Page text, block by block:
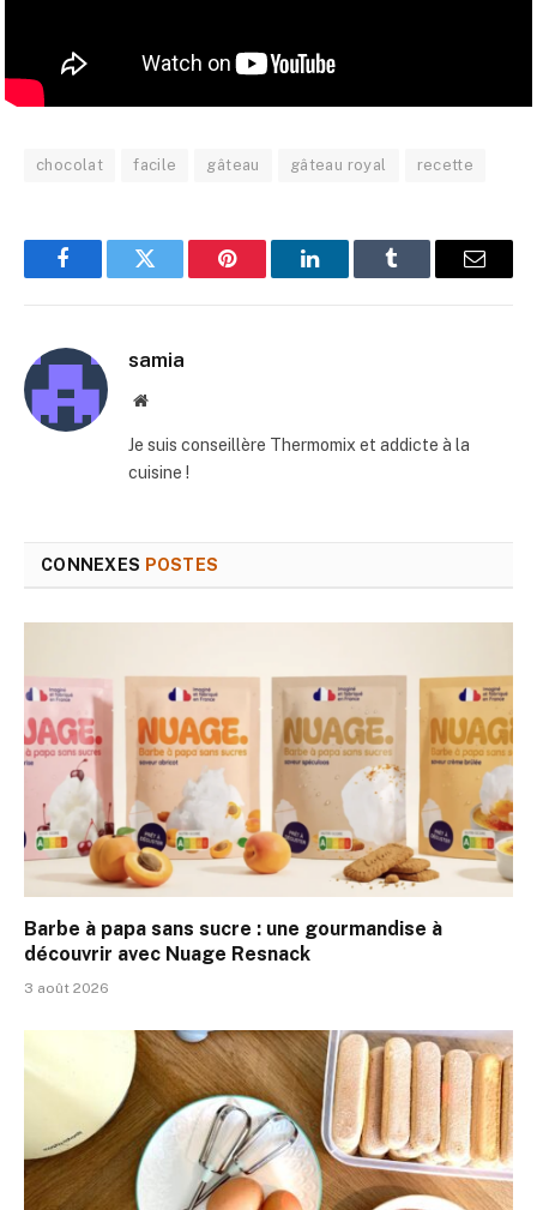
chocolat facile gâteau gâteau royal recette
FacebookTwitter Pinterest LinkedInTumblr
E-
samia
Site
Je suis conseillère Thermomix et addicte à la
cuisine !
CONNEXES POSTES
Barbe à papa sans sucre : une gourmandise à
découvrir avec Nuage Resnack
3 août 2026